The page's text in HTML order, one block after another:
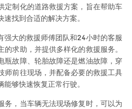
定制化的道路救援方案，旨在帮助车
找到合适的解决方案。
强大的救援师傅团队和24小时的客服
的求助，并提供多样化的救援服务。
瓶故障、轮胎故障还是燃油故障，穿
师前往现场，并配备必要的救援工具
够快速恢复正常行驶。
务，当车辆无法现场修复时，可以为